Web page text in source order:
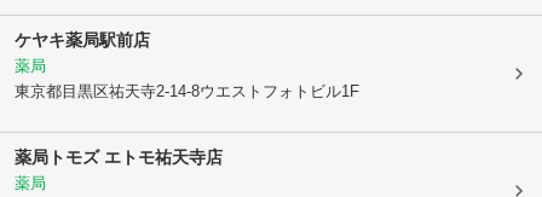
ケヤキ薬局駅前店
薬局
東京都目黒区祐天寺2-14-8ウエストフォトビル1F
薬局トモズ エトモ祐天寺店
薬局